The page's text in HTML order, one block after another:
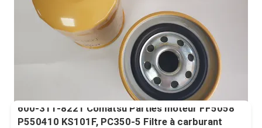
600-311-8221 Comatsu Parties moteur FF5058
P550410 KS101F, PC350-5 Filtre à carburant